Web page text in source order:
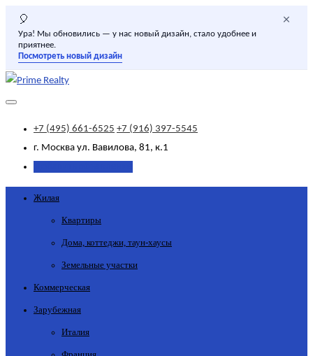
🎈
Ура! Мы обновились — у нас новый дизайн, стало удобнее и
приятнее.
Посмотреть новый дизайн
×
+7 (495) 661-6525 +7 (916) 397-5545
г. Москва ул. Вавилова, 81, к.1
Жилая
Квартиры
Дома, коттеджи, таун-хаусы
Земельные участки
Коммерческая
Зарубежная
Италия